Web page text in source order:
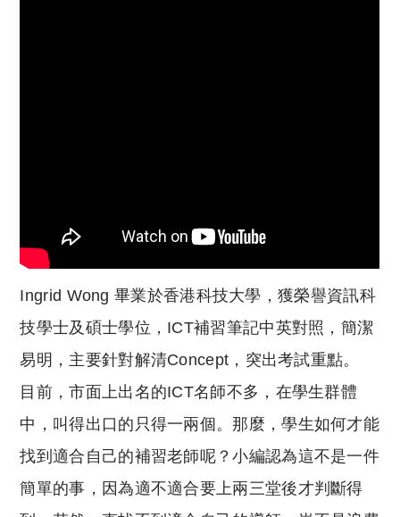
Ingrid Wong 畢業於香港科技大學，獲榮譽資訊科
技學士及碩士學位，ICT補習筆記中英對照，簡潔
易明，主要針對解清Concept，突出考試重點。
目前，市面上出名的ICT名師不多，在學生群體
中，叫得出口的只得一兩個。那麼，學生如何才能
找到適合自己的補習老師呢？小編認為這不是一件
簡單的事，因為適不適合要上兩三堂後才判斷得